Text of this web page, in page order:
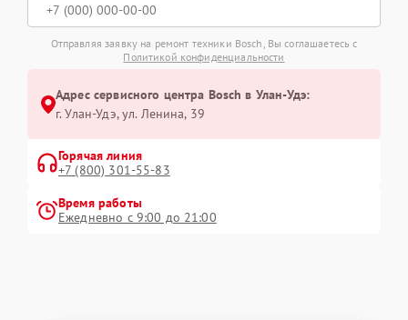
Отправляя заявку на ремонт техники Bosch, Вы соглашаетесь с
Политикой конфиденциальности
Адрес сервисного центра Bosch в Улан-Удэ:
г. Улан-Удэ, ул. Ленина, 39
Горячая линия
+7 (800) 301-55-83
Время работы
Ежедневно с 9:00 до 21:00